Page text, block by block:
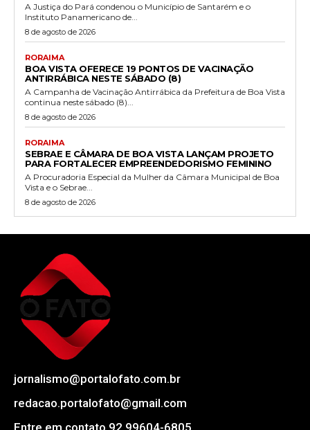
A Justiça do Pará condenou o Município de Santarém e o
Instituto Panamericano de...
8 de agosto de 2026
RORAIMA
BOA VISTA OFERECE 19 PONTOS DE VACINAÇÃO
ANTIRRÁBICA NESTE SÁBADO (8)
A Campanha de Vacinação Antirrábica da Prefeitura de Boa Vista
continua neste sábado (8)...
8 de agosto de 2026
RORAIMA
SEBRAE E CÂMARA DE BOA VISTA LANÇAM PROJETO
PARA FORTALECER EMPREENDEDORISMO FEMININO
A Procuradoria Especial da Mulher da Câmara Municipal de Boa
Vista e o Sebrae...
8 de agosto de 2026
jornalismo@portalofato.com.br
redacao.portalofato@gmail.com